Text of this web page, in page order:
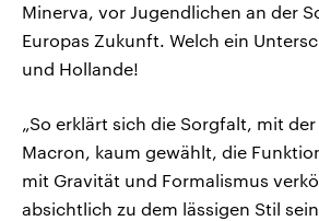
Minerva, vor Jugendlichen an der
Europas Zukunft. Welch ein
und Hollande!
„So erklärt sich die Sorgfalt, mit
Macron, kaum gewählt, die
mit Gravität und Formalismus
absichtlich zu dem lässigen Stil